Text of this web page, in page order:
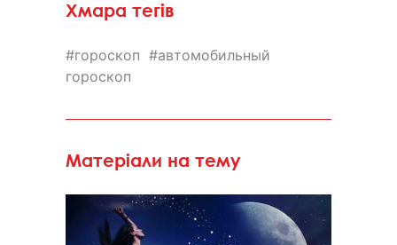
Хмара тегів
гороскоп
автомобильный
гороскоп
Матеріали на тему